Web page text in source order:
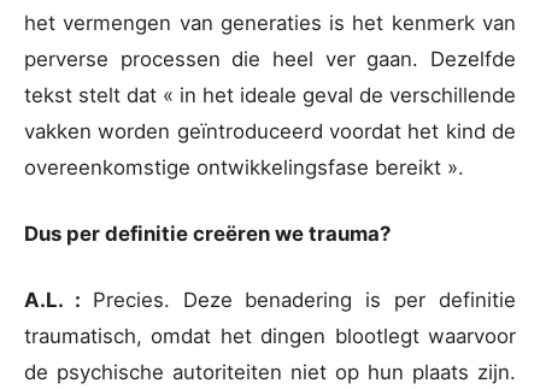
het vermengen van generaties is het kenmerk van
perverse processen die heel ver gaan. Dezelfde
tekst stelt dat « in het ideale geval de verschillende
vakken worden geïntroduceerd voordat het kind de
overeenkomstige ontwikkelingsfase bereikt ».
Dus per definitie creëren we trauma?
A.L. : Precies. Deze benadering is per definitie
traumatisch, omdat het dingen blootlegt waarvoor
de psychische autoriteiten niet op hun plaats zijn.